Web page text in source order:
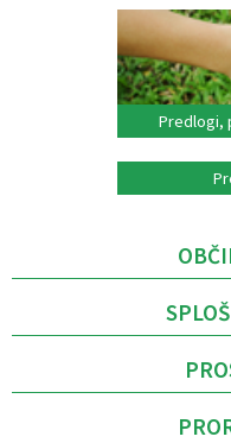
Predlogi,